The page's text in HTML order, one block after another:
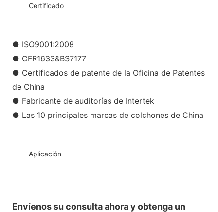
Certificado
● ISO9001:2008
● CFR1633&BS7177
● Certificados de patente de la Oficina de Patentes
de China
● Fabricante de auditorías de Intertek
● Las 10 principales marcas de colchones de China
Aplicación
Envíenos su consulta ahora y obtenga un